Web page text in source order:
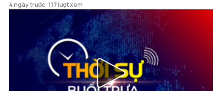
4 ngày trước 117 lượt xem